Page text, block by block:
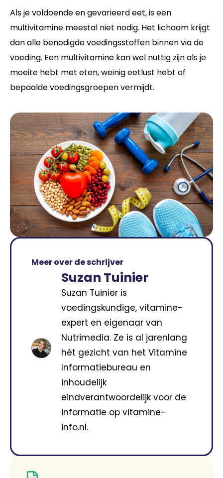
Als je voldoende en gevarieerd eet, is een
multivitamine meestal niet nodig. Het lichaam krijgt
dan alle benodigde voedingsstoffen binnen via de
voeding. Een multivitamine kan wel nuttig zijn als je
moeite hebt met eten, weinig eetlust hebt of
bepaalde voedingsgroepen vermijdt.
Meer over de schrijver
Suzan Tuinier
Suzan Tuinier is
voedingskundige, vitamine-
expert en eigenaar van
Nutrimedia. Ze is al jarenlang
hét gezicht van het Vitamine
Informatiebureau en
inhoudelijk
eindverantwoordelijk voor de
informatie op vitamine-
info.nl.